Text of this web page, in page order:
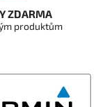
ZDARMA
produktům